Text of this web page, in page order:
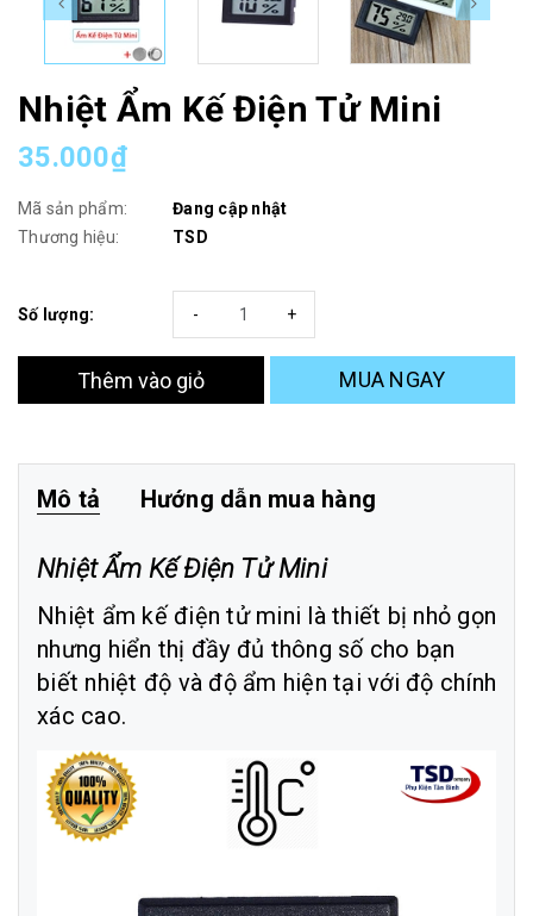
Nhiệt Ẩm Kế Điện Tử Mini
35.000₫
Mã sản phẩm:
Đang cập nhật
Thương hiệu:
TSD
Số lượng: +
-
Thêm vào giỏ MUA NGAY
Mô tả Hướng dẫn mua hàng
Nhiệt Ẩm Kế Điện Tử Mini
Nhiệt ẩm kế điện tử mini là thiết bị nhỏ gọn
nhưng hiển thị đầy đủ thông số cho bạn
biết nhiệt độ và độ ẩm hiện tại với độ chính
xác cao.